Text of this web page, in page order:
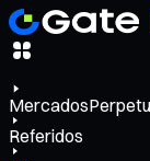
Mercados
Referidos